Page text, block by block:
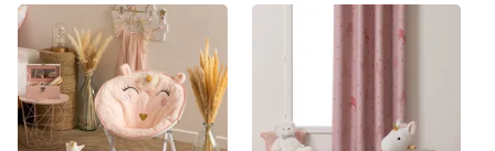
Per Ambienti
Interni
Materiale
Tessuto
Colore